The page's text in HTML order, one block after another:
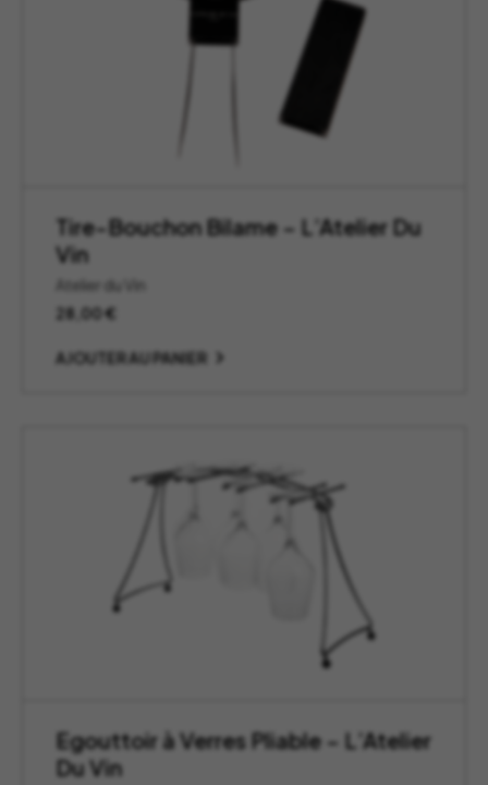
Tire-Bouchon Bilame – L’Atelier Du
Vin
Atelier du Vin
28,00€
AJOUTER AU PANIER
Egouttoir à Verres Pliable – L’Atelier
Du Vin